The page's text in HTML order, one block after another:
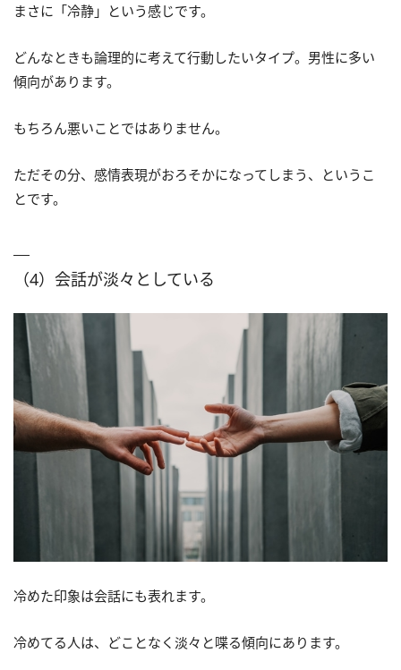
まさに「冷静」という感じです。
どんなときも論理的に考えて行動したいタイプ。男性に多い
傾向があります。
もちろん悪いことではありません。
ただその分、感情表現がおろそかになってしまう、というこ
とです。
（4）会話が淡々としている
冷めた印象は会話にも表れます。
冷めてる人は、どことなく淡々と喋る傾向にあります。